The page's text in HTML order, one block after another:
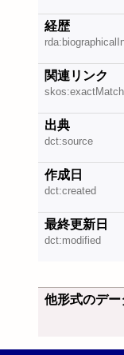
経歴
関連リンク
skos:exactMatch
出典
dct:source
作成日
dct:created
最終更新日
dct:modified
他形式のデー